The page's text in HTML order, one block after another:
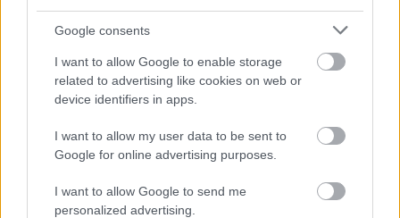
Google consents
I want to allow Google to enable storage
related to advertising like cookies on web or
device identifiers in apps.
I want to allow my user data to be sent to
Google for online advertising purposes.
I want to allow Google to send me
personalized advertising.
māmiņas ierosinājuma
Ādažos plāno vairākas
piedzimšanas pabalstu
gandrīz 80% Saules: 12.
augustā Latvijā
skats – ko tajā brīdī
varam piedzīvot?
Atcelt Ziņot